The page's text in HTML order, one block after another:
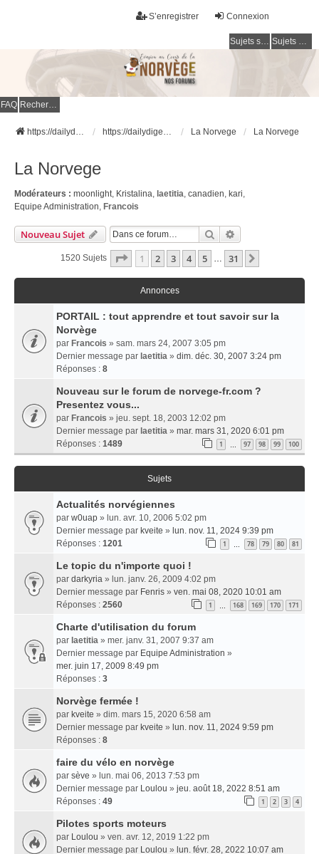
Connexion
S’enregistrer
Sujets sans réponse Sujets actifs
FAQ Rechercher
https://dailydigesthub.com https://dailydigesthub.com La Norvege La Norvege
La Norvege
Modérateurs : moonlight, Kristalina, laetitia, canadien, kari,
Equipe Administration, Francois
Nouveau Sujet Rechercher
1520 Sujets Page 1Sur31
1 2 3 4 5 … 31
Annonces
PORTAIL : tout apprendre et tout savoir sur la
Norvège
par Francois » sam. mars 24, 2007 3:05 pm
Dernier message par laetitia » dim. déc. 30, 2007 3:24 pm
Réponses : 8
Nouveau sur le forum de norvege-fr.com ?
Presentez vous...
par Francois » jeu. sept. 18, 2003 12:02 pm
Dernier message par laetitia » mar. mars 31, 2020 6:01 pm
Réponses : 1489 1 … 97 98 99 100
Sujets
Actualités norvégiennes
par w0uap » lun. avr. 10, 2006 5:02 pm
Dernier message par kveite » lun. nov. 11, 2024 9:39 pm
Réponses : 1201 1 … 78 79 80 81
Le topic du n'importe quoi !
par darkyria » lun. janv. 26, 2009 4:02 pm
Dernier message par Fenris » ven. mai 08, 2020 10:01 am
Réponses : 2560 1 … 168 169 170 171
Charte d'utilisation du forum
par laetitia » mer. janv. 31, 2007 9:37 am
Dernier message par Equipe Administration »
mer. juin 17, 2009 8:49 pm
Réponses : 3
Norvège fermée !
par kveite » dim. mars 15, 2020 6:58 am
Dernier message par kveite » lun. nov. 11, 2024 9:59 pm
Réponses : 8
faire du vélo en norvège
par sève » lun. mai 06, 2013 7:53 pm
Dernier message par Loulou » jeu. août 18, 2022 8:51 am
Réponses : 49 1 2 3 4
Pilotes sports moteurs
par Loulou » ven. avr. 12, 2019 1:22 pm
Dernier message par Loulou » lun. févr. 28, 2022 10:07 am